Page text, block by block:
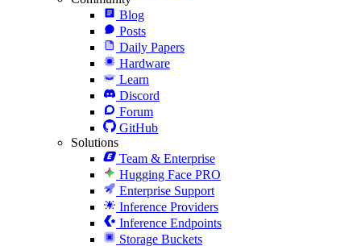
Blog
Posts
Daily Papers
Hardware
Learn
Discord
Forum
GitHub
Solutions
Team & Enterprise
Hugging Face PRO
Enterprise Support
Inference Providers
Inference Endpoints
Storage Buckets